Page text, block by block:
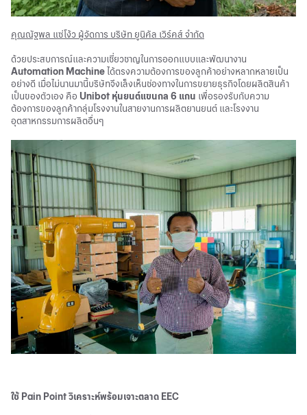
คุณณัฐพล แซ่โง้ว ผู้จัดการ บริษัท ยูนิคัล เวิร์คส์ จำกัด
ด้วยประสบการณ์และความเชี่ยวชาญในการออกแบบและพัฒนางาน
Automation Machine ได้ตรงความต้องการของลูกค้าอย่างหลากหลายเป็น
อย่างดี เมื่อไม่นานมานี้บริษัทจึงเล็งเห็นช่องทางในการขยายธุรกิจโดยผลิตสินค้า
เป็นของตัวเอง คือ Unibot หุ่นยนต์แขนกล 6 แกน เพื่อรองรับกับความ
ต้องการของลูกค้ากลุ่มโรงงานในสายงานการผลิตยานยนต์ และโรงงาน
อุตสาหกรรมการผลิตอื่นๆ
ใช้ Pain Point วิเคราะห์พร้อมเจาะตลาด EEC